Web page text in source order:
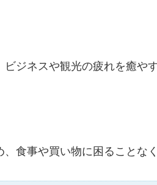
ジネスや観光の疲れを癒や
食事や買い物に困ることな